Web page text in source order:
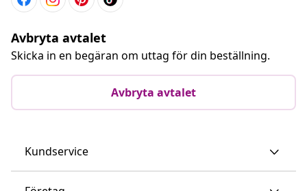
Avbryta avtalet
Skicka in en begäran om uttag för din beställning.
Avbryta avtalet
Kundservice